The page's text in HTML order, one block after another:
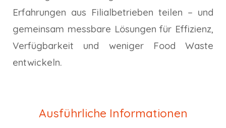
Erfahrungen aus Filialbetrieben teilen – und
gemeinsam messbare Lösungen für Effizienz,
Verfügbarkeit und weniger Food Waste
entwickeln.
Ausführliche Informationen